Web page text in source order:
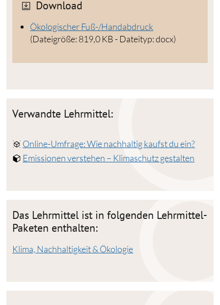
Download
Ökologischer Fuß-/Handabdruck
(Dateigröße: 819,0 KB - Dateityp: docx)
Verwandte Lehrmittel:
Online-Umfrage: Wie nachhaltig kaufst du ein?
Emissionen verstehen – Klimaschutz gestalten
Das Lehrmittel ist in folgenden Lehrmittel-
Paketen enthalten:
Klima, Nachhaltigkeit & Ökologie